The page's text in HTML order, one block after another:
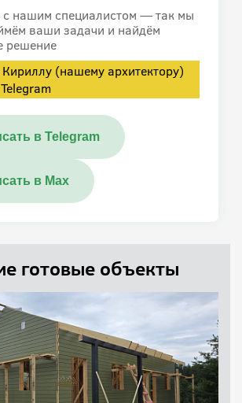
с нашим специалистом — так мы
ваши задачи и найдём
решение
(нашему архитектору)
в Telegram
в Max
готовые объекты